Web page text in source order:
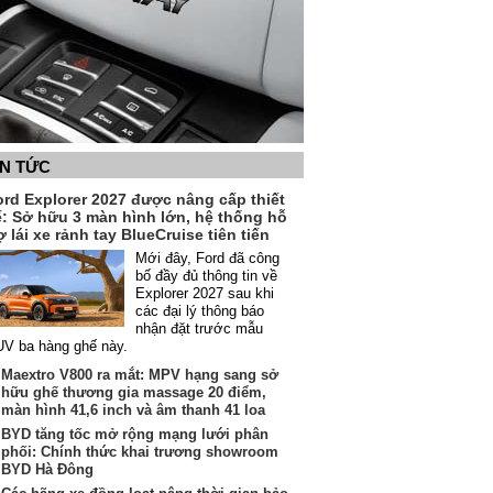
TỨC
Explorer 2027 được nâng cấp thiết
Sở hữu 3 màn hình lớn, hệ thống hỗ
lái xe rảnh tay BlueCruise tiên tiến
Mới đây, Ford đã công
bố đầy đủ thông tin về
Explorer 2027 sau khi
các đại lý thông báo
nhận đặt trước mẫu
ba hàng ghế này.
Maextro V800 ra mắt: MPV hạng sang sở
hữu ghế thương gia massage 20 điểm,
màn hình 41,6 inch và âm thanh 41 loa
BYD tăng tốc mở rộng mạng lưới phân
phối: Chính thức khai trương showroom
BYD Hà Đông